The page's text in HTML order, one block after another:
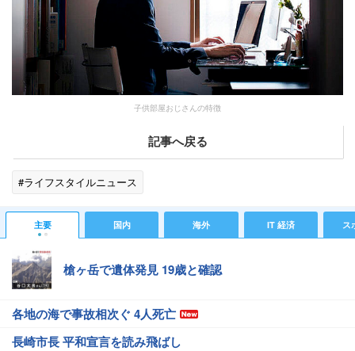
子供部屋おじさんの特徴
記事へ戻る
#ライフスタイルニュース
主要 国内 海外 IT 経済 ス
槍ヶ岳で遺体発見 19歳と確認
各地の海で事故相次ぐ 4人死亡
長崎市長 平和宣言を読み飛ばし